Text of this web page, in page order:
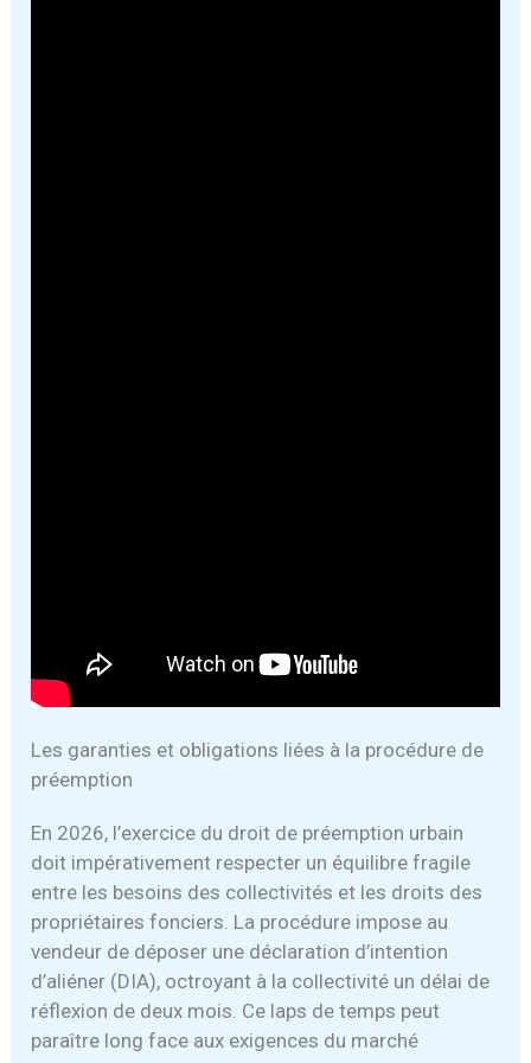
Les garanties et obligations liées à la procédure de
préemption
En 2026, l’exercice du droit de préemption urbain
doit impérativement respecter un équilibre fragile
entre les besoins des collectivités et les droits des
propriétaires fonciers. La procédure impose au
vendeur de déposer une déclaration d’intention
d’aliéner (DIA), octroyant à la collectivité un délai de
réflexion de deux mois. Ce laps de temps peut
paraître long face aux exigences du marché